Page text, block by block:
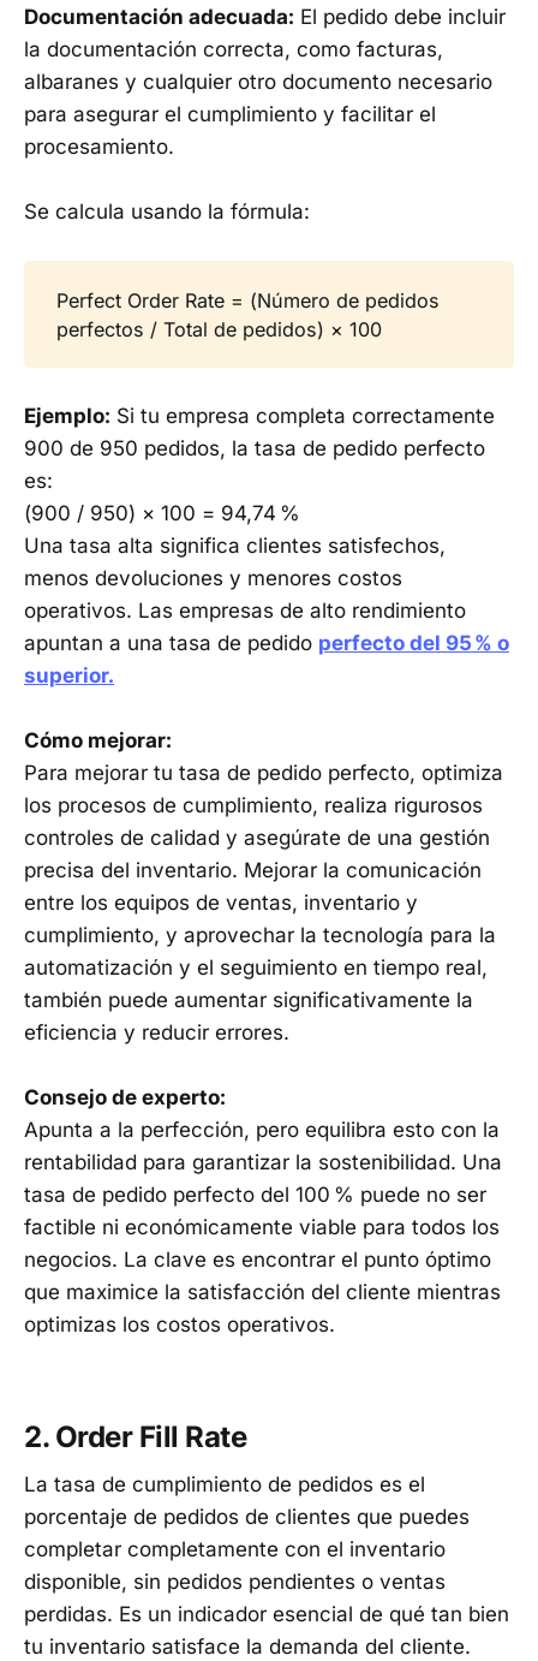
Documentación adecuada: El pedido debe incluir
la documentación correcta, como facturas,
albaranes y cualquier otro documento necesario
para asegurar el cumplimiento y facilitar el
procesamiento.
Se calcula usando la fórmula:
Perfect Order Rate = (Número de pedidos
perfectos / Total de pedidos) × 100
Ejemplo: Si tu empresa completa correctamente
900 de 950 pedidos, la tasa de pedido perfecto
es:
(900 / 950) × 100 = 94,74 %
Una tasa alta significa clientes satisfechos,
menos devoluciones y menores costos
operativos. Las empresas de alto rendimiento
apuntan a una tasa de pedido perfecto del 95 % o
superior.
Cómo mejorar:
Para mejorar tu tasa de pedido perfecto, optimiza
los procesos de cumplimiento, realiza rigurosos
controles de calidad y asegúrate de una gestión
precisa del inventario. Mejorar la comunicación
entre los equipos de ventas, inventario y
cumplimiento, y aprovechar la tecnología para la
automatización y el seguimiento en tiempo real,
también puede aumentar significativamente la
eficiencia y reducir errores.
Consejo de experto:
Apunta a la perfección, pero equilibra esto con la
rentabilidad para garantizar la sostenibilidad. Una
tasa de pedido perfecto del 100 % puede no ser
factible ni económicamente viable para todos los
negocios. La clave es encontrar el punto óptimo
que maximice la satisfacción del cliente mientras
optimizas los costos operativos.
2. Order Fill Rate
La tasa de cumplimiento de pedidos es el
porcentaje de pedidos de clientes que puedes
completar completamente con el inventario
disponible, sin pedidos pendientes o ventas
perdidas. Es un indicador esencial de qué tan bien
tu inventario satisface la demanda del cliente.